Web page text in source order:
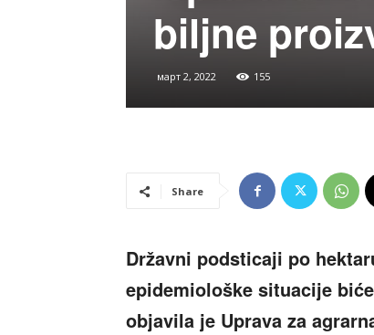
biljne
март 2, 2022 155
Share
Državni podsticaji po
epidemiološke situacije
objavila je Uprava za